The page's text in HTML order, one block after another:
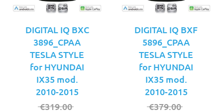
DIGITAL IQ BXC
3896_CPAA
TESLA STYLE
for HYUNDAI
IX35 mod.
2010-2015
€319.00
DIGITAL IQ BXF
5896_CPAA
TESLA STYLE
for HYUNDAI
IX35 mod.
2010-2015
€379.00